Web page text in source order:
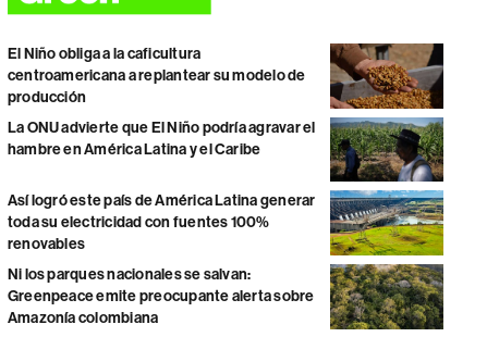
El Niño obliga a la caficultura
centroamericana a replantear su modelo de
producción
La ONU advierte que El Niño podría agravar el
hambre en América Latina y el Caribe
Así logró este país de América Latina generar
toda su electricidad con fuentes 100%
renovables
Ni los parques nacionales se salvan:
Greenpeace emite preocupante alerta sobre
Amazonía colombiana